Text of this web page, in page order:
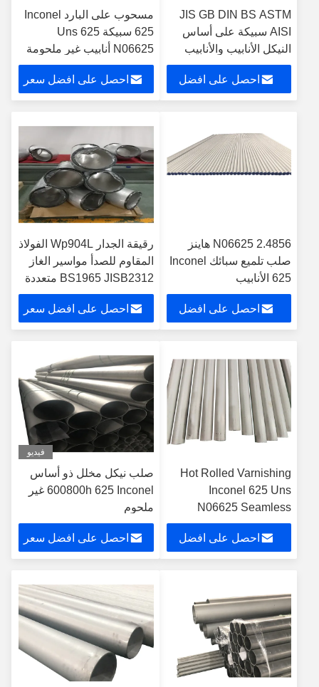
JIS GB DIN BS ASTM
AISI سبيكة على أساس
النيكل الأنابيب والأنابيب
الخالية من اللحام
Inconel600 Incoloy800h
Inconel625 لنقل الأنابيب
احصل على افضل
مسحوب على البارد Inconel
625 سبيكة 625 Uns
N06625 أنابيب غير ملحومة
Inconel
احصل على افضل سعر
N06625 2.4856 هاينز
صلب تلميع سبائك Inconel
625 الأنابيب
احصل على افضل
رقيقة الجدار Wp904L الفولاذ
المقاوم للصدأ مواسير الغاز
BS1965 JISB2312 متعددة
الوظائف
احصل على افضل سعر
Hot Rolled Varnishing
Inconel 625 Uns
N06625 Seamless
Welded Alloy Pipe
احصل على افضل
فيديو
صلب نيكل مخلل ذو أساس
600800h 625 Inconel غير
ملحوم
احصل على افضل سعر